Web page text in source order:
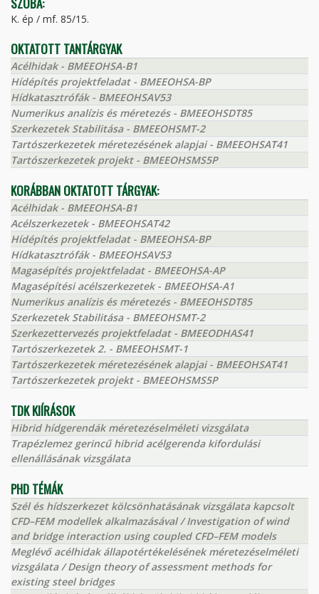
K. ép / mf. 85/15.
OKTATOTT TANTÁRGYAK
Acélhidak - BMEEOHSA-B1
Hídépítés projektfeladat - BMEEOHSA-BP
Hídkatasztrófák - BMEEOHSAV53
Numerikus analízis és méretezés - BMEEOHSDT85
Szerkezetek Stabilitása - BMEEOHSMT-2
Tartószerkezetek méretezésének alapjai - BMEEOHSAT41
Tartószerkezetek projekt - BMEEOHSMS5P
KORÁBBAN OKTATOTT TÁRGYAK:
Acélhidak - BMEEOHSA-B1
Acélszerkezetek - BMEEOHSAT42
Hídépítés projektfeladat - BMEEOHSA-BP
Hídkatasztrófák - BMEEOHSAV53
Magasépítés projektfeladat - BMEEOHSA-AP
Magasépítési acélszerkezetek - BMEEOHSA-A1
Numerikus analízis és méretezés - BMEEOHSDT85
Szerkezetek Stabilitása - BMEEOHSMT-2
Szerkezettervezés projektfeladat - BMEEODHAS41
Tartószerkezetek 2. - BMEEOHSMT-1
Tartószerkezetek méretezésének alapjai - BMEEOHSAT41
Tartószerkezetek projekt - BMEEOHSMS5P
TDK KIÍRÁSOK
Hibrid hídgerendák méretezéselméleti vizsgálata
Trapézlemez gerincű hibrid acélgerenda kifordulási
ellenállásának vizsgálata
PHD TÉMÁK
Szél és hídszerkezet kölcsönhatásának vizsgálata kapcsolt
CFD–FEM modellek alkalmazásával / Investigation of wind
and bridge interaction using coupled CFD–FEM models
Meglévő acélhidak állapotértékelésének méretezéselméleti
vizsgálata / Design theory of assessment methods for
existing steel bridges